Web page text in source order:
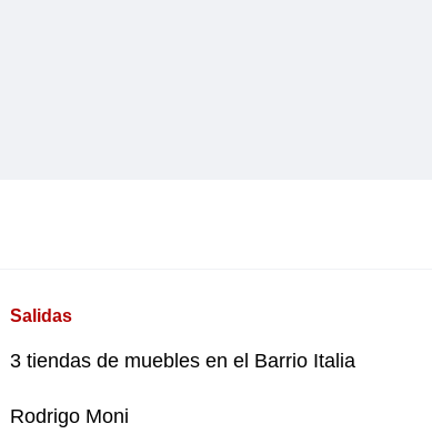
Salidas
3 tiendas de muebles en el Barrio Italia
Rodrigo Moni